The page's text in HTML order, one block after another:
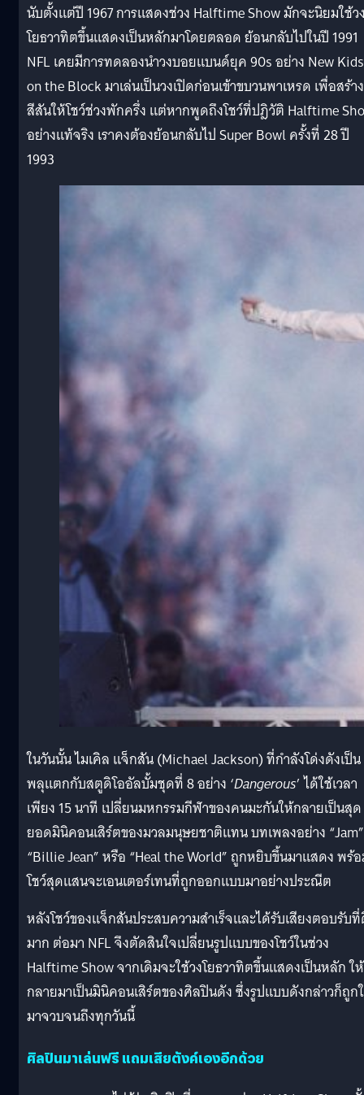
นับตั้งแต่ปี 1967 การแสดงช่วง Halftime Show มักจะนิยมใช้ว
โยธวาทิตขึ้นแสดงเป็นหลักมาโดยตลอด ย้อนกลับไปในปี 1991
NFL เคยมีการทดลองนำวงบอยแบนด์ยุค 90s อย่าง New Kids
on the Block มาเล่นเป็นวงเปิดก่อนเข้าขบวนพาเหรด เพื่อสร้าง
สีสันให้โชว์ช่วงพักครึ่ง แต่หากพูดถึงโชว์ที่ปฎิวัติ Halftime
อย่างแท้จริง เราคงต้องย้อนกลับไป Super Bowl ครั้งที่ 28 ปี
1993
ในวันนั้น ไมเคิล แจ็กสัน (Michael Jackson) ที่กำลังโด่งดังเป็น
พลุแตกกับสตูดิโออัลบั้มชุดที่ 8 อย่าง ‘Dangerous’ ได้ใช้เวลา
เพียง 15 นาที เปลี่ยนมหกรรมกีฬาของคนมะกันให้กลายเป็นสุด
ยอดมินิคอนเสิร์ตของมวลมนุษยชาติแทน บทเพลงอย่าง
“Billie Jean” หรือ “Heal the World” ถูกหยิบขึ้นมาแสดง พร้
โชว์สุดแสนจะเอนเตอร์เทนที่ถูกออกแบบมาอย่างประณีต
หลังโชว์ของแจ็กสันประสบความสำเร็จและได้รับเสียงตอบรับ
มาก ต่อมา NFL จึงตัดสินใจเปลี่ยนรูปแบบของโชว์ในช่วง
Halftime Show จากเดิมจะใช้วงโยธวาทิตขึ้นแสดงเป็นหลัก ให้
กลายมาเป็นมินิคอนเสิร์ตของศิลปินดัง ซึ่งรูปแบบดังกล่าวก็ถูก
มาจวบจนถึงทุกวันนี้
ศิลปินมาเล่นฟรี แถมเสียตังค์เองอีกด้วย